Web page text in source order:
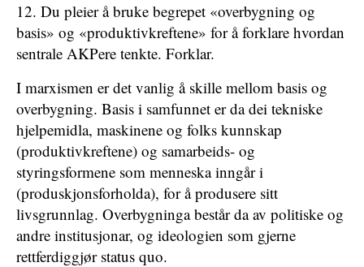
12. Du pleier å bruke begrepet «overbygning og
basis» og «produktivkreftene» for å forklare hvordan
sentrale AKPere tenkte. Forklar.
I marxismen er det vanlig å skille mellom basis og
overbygning. Basis i samfunnet er da dei tekniske
hjelpemidla, maskinene og folks kunnskap
(produktivkreftene) og samarbeids- og
styringsformene som menneska inngår i
(produskjonsforholda), for å produsere sitt
livsgrunnlag. Overbygninga består da av politiske og
andre institusjonar, og ideologien som gjerne
rettferdiggjør status quo.